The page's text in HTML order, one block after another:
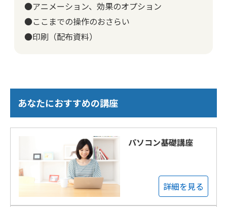
●アニメーション、効果のオプション
●ここまでの操作のおさらい
●印刷（配布資料）
あなたにおすすめの講座
パソコン基礎講座
詳細を見る